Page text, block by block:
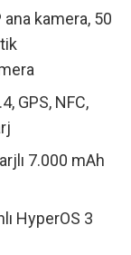
kamera, 50
GPS, NFC,
7.000 mAh
HyperOS 3